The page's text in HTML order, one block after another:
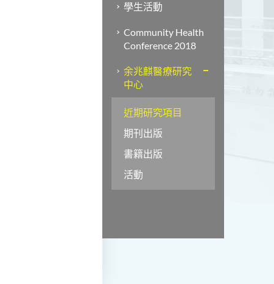
學生活動
Community Health
Conference 2018
余兆麒醫療研究
中心
近期研究項目
期刊出版
書籍出版
活動